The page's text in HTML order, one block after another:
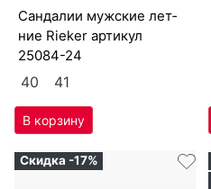
сан­да­лии мужс­кие лет­
ние Ri­eker артикул
25084-24
40 41
Скидка -17%